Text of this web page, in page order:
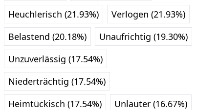
Heuchlerisch (21.93%)
Verlogen (21.93%)
Belastend (20.18%)
Unaufrichtig (19.30%)
Unzuverlässig (17.54%)
Niederträchtig (17.54%)
Heimtückisch (17.54%)
Unlauter (16.67%)